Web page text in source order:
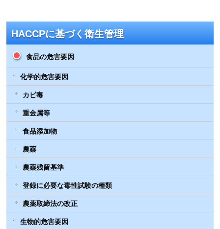
HACCPに基づく衛生管理
食品の危害要因
化学的危害要因
カビ毒
重金属等
食品添加物
農薬
農薬残留基準
登録に必要な毒性試験の種類
農薬取締法の改正
生物的危害要因